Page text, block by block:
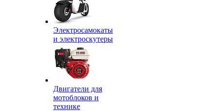
Электросамокаты
и электроскутеры
Двигатели для
мотоблоков и
технике